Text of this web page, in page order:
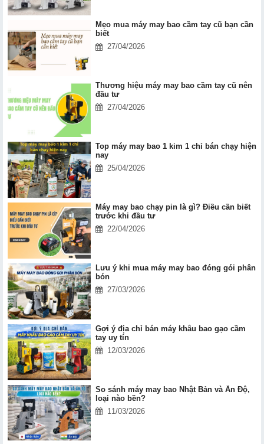
Mẹo mua máy may bao cầm tay cũ bạn cần
biết
27/04/2026
Thương hiệu máy may bao cầm tay cũ nên
đầu tư
27/04/2026
Top máy may bao 1 kim 1 chỉ bán chạy hiện
nay
25/04/2026
Máy may bao chạy pin là gì? Điều cần biết
trước khi đầu tư
22/04/2026
Lưu ý khi mua máy may bao đóng gói phân
bón
27/03/2026
Gợi ý địa chỉ bán máy khâu bao gạo cầm
tay uy tín
12/03/2026
So sánh máy may bao Nhật Bản và Ấn Độ,
loại nào bền?
11/03/2026